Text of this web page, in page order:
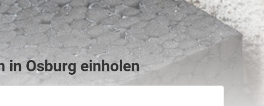
in Osburg einholen